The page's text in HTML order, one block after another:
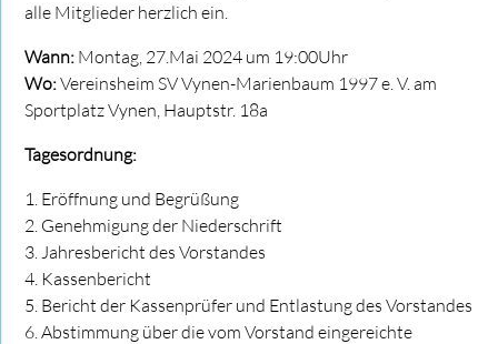
alle Mitglieder herzlich ein.
Wann: Montag, 27.Mai 2024 um 19:00Uhr
Wo:Vereinsheim SV Vynen-Marienbaum 1997 e. V. am
Sportplatz Vynen, Hauptstr. 18a
Tagesordnung:
1. Eröffnung und Begrüßung
2. Genehmigung der Niederschrift
3. Jahresbericht des Vorstandes
4. Kassenbericht
5. Bericht der Kassenprüfer und Entlastung des Vorstandes
6. Abstimmung über die vom Vorstand eingereichte